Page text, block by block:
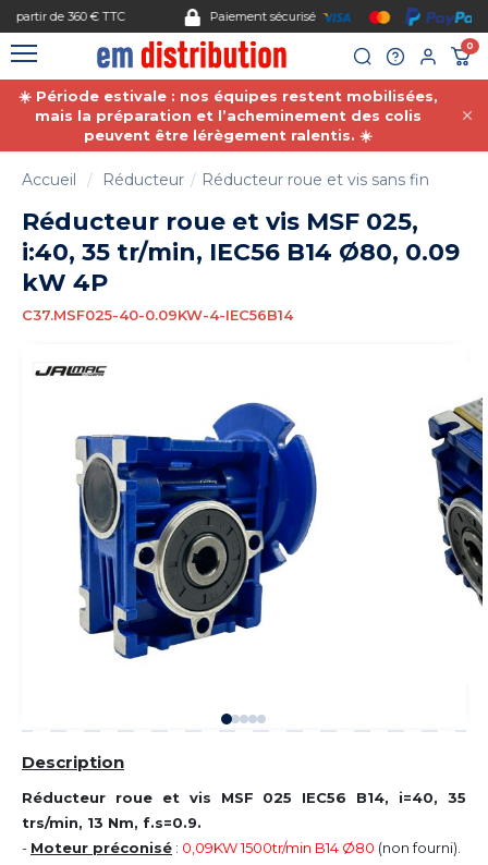
Paiement sécurisé
0
☀️ Période estivale : nos équipes restent mobilisées,
mais la préparation et l’acheminement des colis
peuvent être lérègement ralentis. ☀️
Accueil Réducteur Réducteur roue et vis sans fin
Réducteur roue et vis MSF 025,
i:40, 35 tr/min, IEC56 B14 Ø80, 0.09
kW 4P
C37.MSF025-40-0.09KW-4-IEC56B14
Description
Réducteur roue et vis MSF 025 IEC56 B14, i=40, 35
trs/min, 13 Nm, f.s=0.9.
- Moteur préconisé : 0,09KW 1500tr/min B14 Ø80 (non fourni).
Gestion des cookies